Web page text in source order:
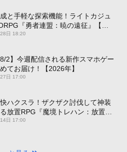
と手軽な探索機能！ライトカジュ
『勇者連盟：暁の遠征』【最
】
日 18:20
8/2】今週配信される新作スマホゲー
てお届け！【2026年】
日 17:00
ハクスラ！ザクザク討伐して神装
放置RPG『魔境トレハン：放置で
最新作PICKUP】
日 17:00